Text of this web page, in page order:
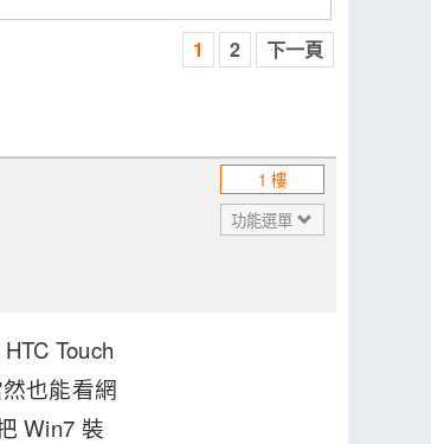
1 2 下一頁
1 樓
功能選單
Touch
也能看網
Win7 裝